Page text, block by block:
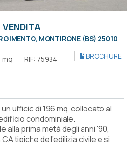
VENDITA
MONTIRONE (BS) 25010
mq RIF: 75984 BROCHURE
ufficio di 196 mq, collocato al
condominiale.
alla prima metà degli anni '90,
tipiche dell'edilizia civile e si